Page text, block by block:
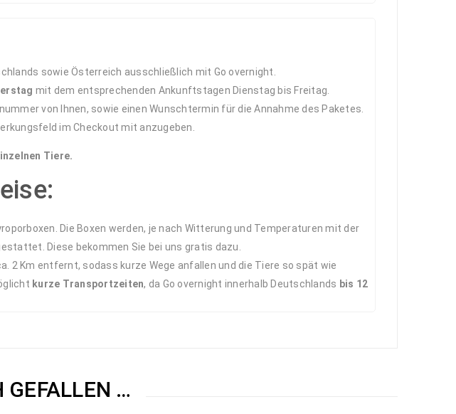
sowie Österreich ausschließlich mit Go overnight.
mit dem entsprechenden Ankunftstagen Dienstag bis Freitag.
von Ihnen, sowie einen Wunschtermin für die Annahme des Paketes.
im Checkout mit anzugeben.
Tiere.
Die Boxen werden, je nach Witterung und Temperaturen mit der
Diese bekommen Sie bei uns gratis dazu.
2 Km entfernt, sodass kurze Wege anfallen und die Tiere so spät wie
kurze Transportzeiten, da Go overnight innerhalb Deutschlands bis 12
GEFALLEN …